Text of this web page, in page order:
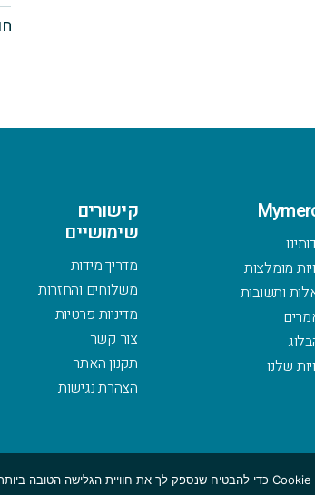
מומלצות
ותשובות
שלנו
קישורים
שימושיים
מדריך מידות
משלוחים והחזרות
מדיניות פרטיות
צור קשר
תקנון האתר
הצהרת נגישות